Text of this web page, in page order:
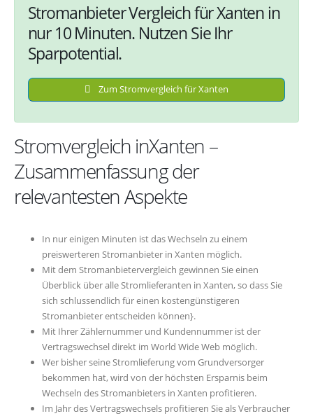
Stromanbieter Vergleich für Xanten in
nur 10 Minuten. Nutzen Sie Ihr
Sparpotential.
Zum Stromvergleich für Xanten
Stromvergleich inXanten –
Zusammenfassung der
relevantesten Aspekte
In nur einigen Minuten ist das Wechseln zu einem
preiswerteren Stromanbieter in Xanten möglich.
Mit dem Stromanbietervergleich gewinnen Sie einen
Überblick über alle Stromlieferanten in Xanten, so dass Sie
sich schlussendlich für einen kostengünstigeren
Stromanbieter entscheiden können}.
Mit Ihrer Zählernummer und Kundennummer ist der
Vertragswechsel direkt im World Wide Web möglich.
Wer bisher seine Stromlieferung vom Grundversorger
bekommen hat, wird von der höchsten Ersparnis beim
Wechseln des Stromanbieters in Xanten profitieren.
Im Jahr des Vertragswechsels profitieren Sie als Verbraucher